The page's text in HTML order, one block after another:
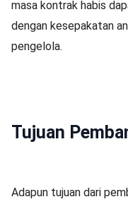
masa kontrak habis
dengan kesepakatan
pengelola.
Tujuan
Adapun tujuan dari